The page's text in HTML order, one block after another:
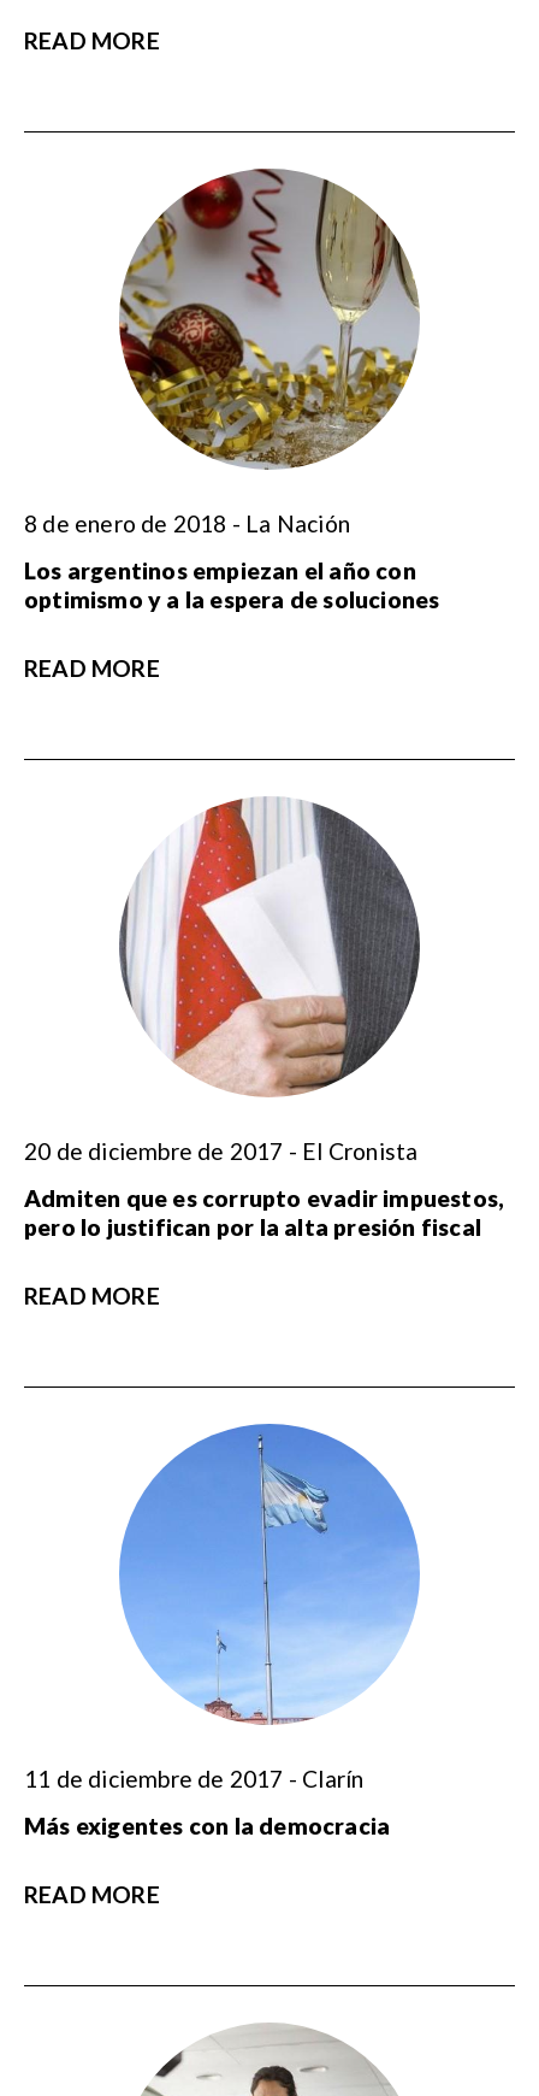
READ MORE
8 de enero de 2018 - La Nación
Los argentinos empiezan el año con
optimismo y a la espera de soluciones
READ MORE
20 de diciembre de 2017 - El Cronista
Admiten que es corrupto evadir impuestos,
pero lo justifican por la alta presión fiscal
READ MORE
11 de diciembre de 2017 - Clarín
Más exigentes con la democracia
READ MORE